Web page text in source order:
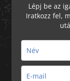
Lépj be az
Iratkozz fel,